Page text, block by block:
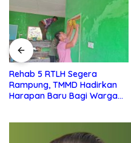
2 Dari 5 Titik Pembangunan
Gorong-gorong Program
TMMD ke 129 Kodim 0210/TU